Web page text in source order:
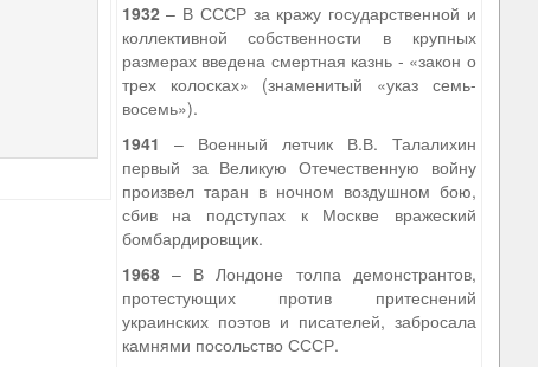
1932– В СССР за кражу государственной и
коллективной собственности в крупных
размерах введена смертная казнь - «закон о
трех колосках» (знаменитый «указ семь-
восемь»).
1941 – Военный летчик В.В. Талалихин
первый за Великую Отечественную войну
произвел таран в ночном воздушном бою,
сбив на подступах к Москве вражеский
бомбардировщик.
1968– В Лондоне толпа демонстрантов,
протестующих против притеснений
украинских поэтов и писателей, забросала
камнями посольство СССР.